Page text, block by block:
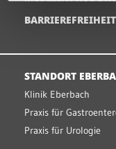
BARRIEREFREIHEIT
STANDORT
Klinik Eberbach
Praxis für
Praxis für Urologie